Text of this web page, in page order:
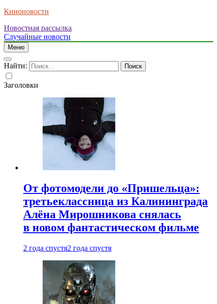
Киноновости
Новостная рассылка
Случайные новости
Меню
Найти:
Заголовки
От фотомодели до «Пришельца»:
третьеклассница из Калининграда
Алёна Мирошникова снялась
в новом фантастическом фильме
2 года спустя2 года спустя